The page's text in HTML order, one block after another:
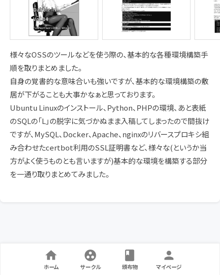
様々なOSSのツールなどを使う際の、基本的な各種環境構築手
順を取りまとめました。
自身の覚書的な意味合いも強いですが、基本的な環境構築の敷
居が下がることも大事かなぁと思っております。
Ubuntu Linuxのインストール、Python、PHPの環境、あと表紙
のSQLの「L」の脱字に気づかぬまま入稿してしまったので間抜け
ですが、MySQL、Docker、Apache、nginxのリバースプロキシ組
み合わせたcertbot利用のSSL証明書など、様々な(というか当
方がよく使うものとも言いますが)基本的な環境を構築する部分
を一通り取りまとめてみました。
ホーム サークル 頒布物 マイページ